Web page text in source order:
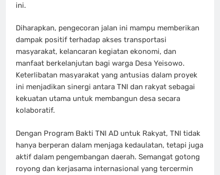
ini.
Diharapkan, pengecoran jalan ini mampu memberikan
dampak positif terhadap akses transportasi
masyarakat, kelancaran kegiatan ekonomi, dan
manfaat berkelanjutan bagi warga Desa Yeisowo.
Keterlibatan masyarakat yang antusias dalam proyek
ini menjadikan sinergi antara TNI dan rakyat sebagai
kekuatan utama untuk membangun desa secara
kolaboratif.
Dengan Program Bakti TNI AD untuk Rakyat, TNI tidak
hanya berperan dalam menjaga kedaulatan, tetapi juga
aktif dalam pengembangan daerah. Semangat gotong
royong dan kerjasama internasional yang tercermin